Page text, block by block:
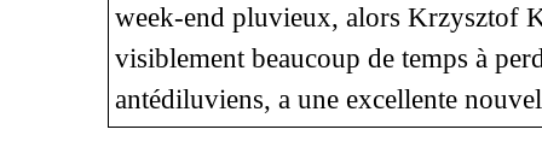
week-end pluvieux, alors Krzysztof
visiblement beaucoup de temps à
antédiluviens, a une excellente